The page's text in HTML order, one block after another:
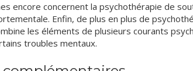
encore concernent la psychothérapie de
Enfin, de plus en plus de
les éléments de plusieurs courants
troubles mentaux.